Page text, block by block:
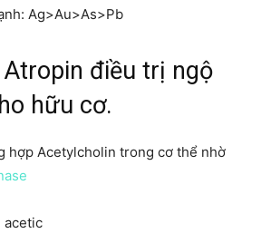
Ag>Au>As>Pb
điều trị ngộ
hữu cơ.
hợp Acetylcholin trong cơ thể nhờ
acetic